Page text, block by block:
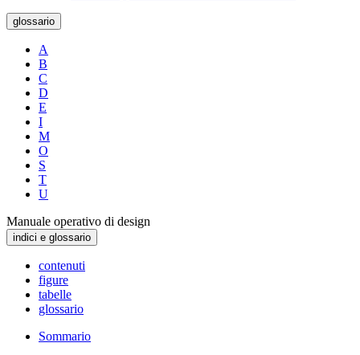
glossario
A
B
C
D
E
I
M
O
S
T
U
Manuale operativo di design
indici e glossario
contenuti
figure
tabelle
glossario
Sommario